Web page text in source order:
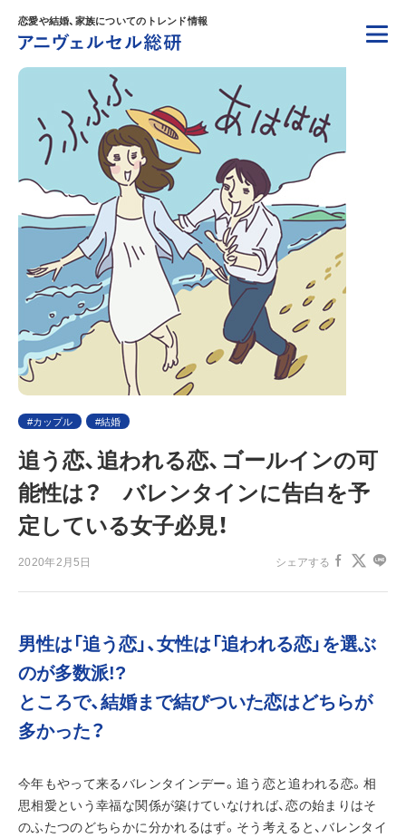
恋愛や結婚、家族についてのトレンド情報
カップル 結婚
追う恋、追われる恋、ゴールインの可
能性は？ バレンタインに告白を予
定している女子必見！
2020年2月5日 シェアする
男性は「追う恋」、女性は「追われる恋」を選ぶ
のが多数派!?
ところで、結婚まで結びついた恋はどちらが
多かった？
今年もやって来るバレンタインデー。追う恋と追われる恋。相
思相愛という幸福な関係が築けていなければ、恋の始まりはそ
のふたつのどちらかに分かれるはず。そう考えると、バレンタイ